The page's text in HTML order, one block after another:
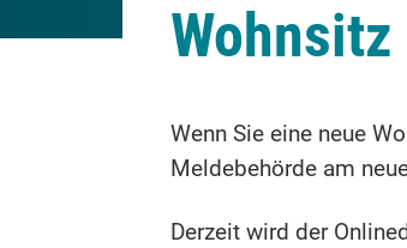
Wenn Sie eine neue
Meldebehörde am
Derzeit wird der